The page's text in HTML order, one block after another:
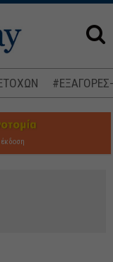
έκδοση